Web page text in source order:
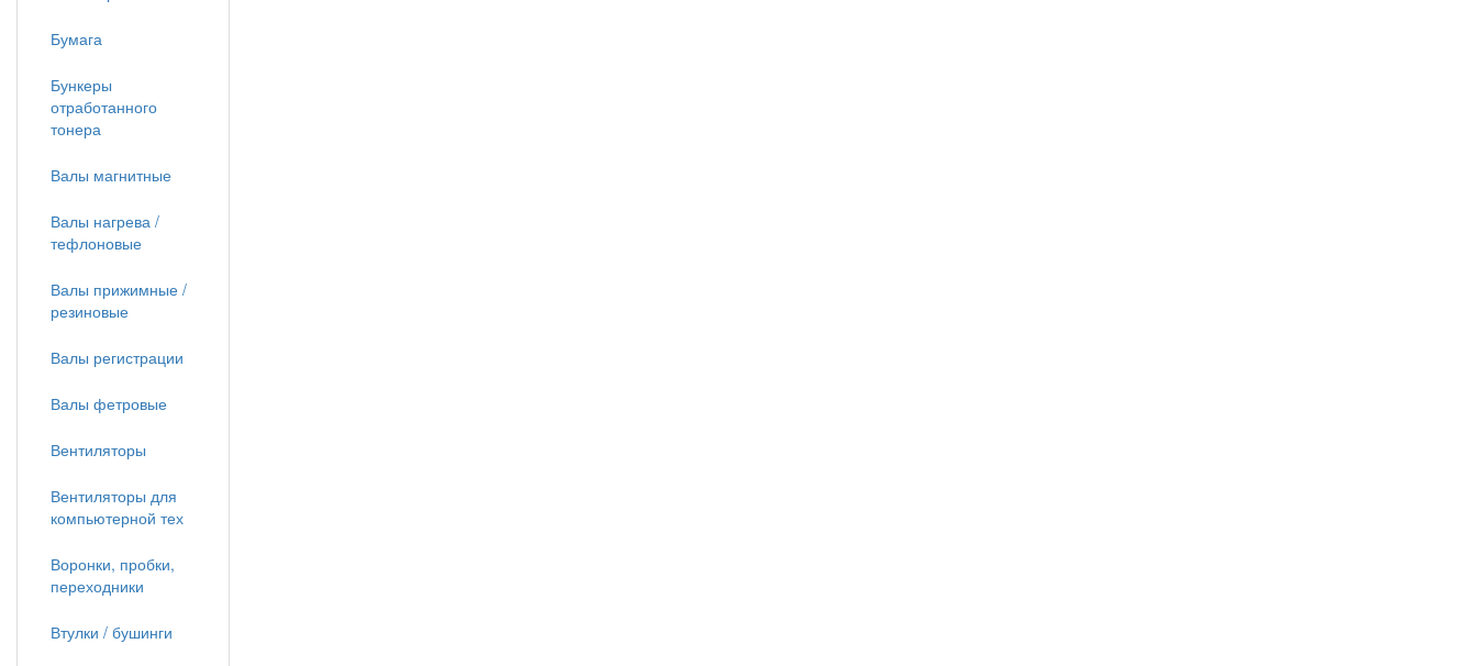
Бумага
Бункеры
отработанного
тонера
Валы магнитные
Валы нагрева /
тефлоновые
Валы прижимные /
резиновые
Валы регистрации
Валы фетровые
Вентиляторы
Вентиляторы для
компьютерной тех
Воронки, пробки,
переходники
Втулки / бушинги